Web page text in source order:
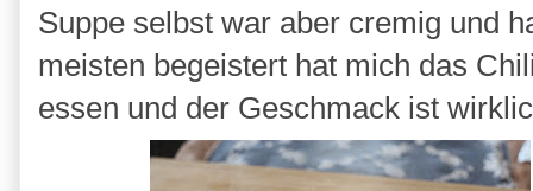
Suppe selbst war aber cremig und
meisten begeistert hat mich das
essen und der Geschmack ist